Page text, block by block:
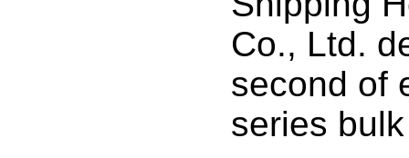
Co., Ltd.
second of
series